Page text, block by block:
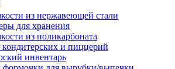
из нержавеющей стали
для хранения
из поликарбоната
и пиццерий
инвентарь